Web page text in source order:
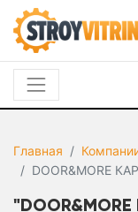
Главная
DOOR&MORE